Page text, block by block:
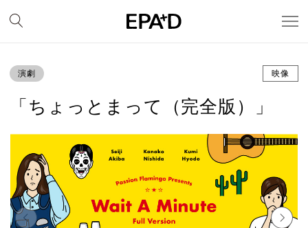
演劇 映像
「ちょっとまって（完全版）」